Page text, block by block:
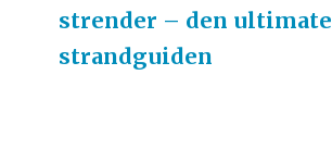
strender – den ultimate
strandguiden